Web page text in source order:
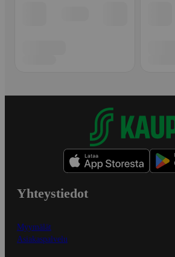
Yhteystiedot
Myymälät
Asiakaspalvelu